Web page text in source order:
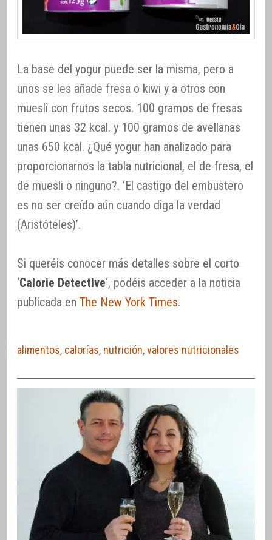
La base del yogur puede ser la misma, pero a
unos se les añade fresa o kiwi y a otros con
muesli con frutos secos. 100 gramos de fresas
tienen unas 32 kcal. y 100 gramos de avellanas
unas 650 kcal. ¿Qué yogur han analizado para
proporcionarnos la tabla nutricional, el de fresa, el
de muesli o ninguno?. ‘El castigo del embustero
es no ser creído aún cuando diga la verdad
(Aristóteles)’.
Si queréis conocer más detalles sobre el corto
‘Calorie Detective‘, podéis acceder a la noticia
publicada en The New York Times.
alimentos, calorías, nutrición,valores nutricionales